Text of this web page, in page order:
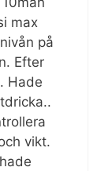
max
på
Efter
Hade
vikt.